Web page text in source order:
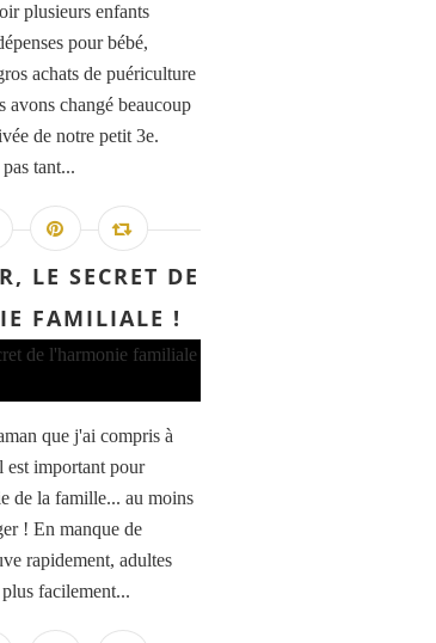
plusieurs enfants
pour bébé,
achats de puériculture
avons changé beaucoup
de notre petit 3e.
tant...
LE SECRET DE
FAMILIALE !
que j'ai compris à
est important pour
de la famille... au moins
! En manque de
rapidement, adultes
facilement...